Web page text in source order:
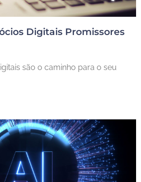
Digitais Promissores
são o caminho para o seu